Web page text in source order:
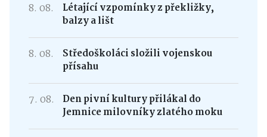
8. 08.
Létající vzpomínky z překližky,
balzy a lišt
8. 08.
Středoškoláci složili vojenskou
přísahu
7. 08.
Den pivní kultury přilákal do
Jemnice milovníky zlatého moku